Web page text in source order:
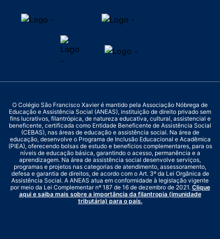
O Colégio São Francisco Xavier é mantido pela Associação Nóbrega de
Educação e Assistência Social (ANEAS), instituição de direito privado sem
fins lucrativos, filantrópica, de natureza educativa, cultural, assistencial e
beneficente, certificada como Entidade Beneficente de Assistência Social
(CEBAS), nas áreas de educação e assistência social. Na área de
educação, desenvolve o Programa de Inclusão Educacional e Acadêmica
(PIEA), oferecendo bolsas de estudo e benefícios complementares, para os
níveis de educação básica, garantindo o acesso, permanência e a
aprendizagem. Na área de assistência social desenvolve serviços,
programas e projetos nas categorias de atendimento, assessoramento,
defesa e garantia de direitos, de acordo com o Art. 3º da Lei Orgânica de
Assistência Social. A ANEAS atua em conformidade à legislação vigente
por meio da Lei Complementar nº 187 de 16 de dezembro de 2021. Clique
aqui e saiba mais sobre a importância da filantropia (imunidade
tributária) para o país.